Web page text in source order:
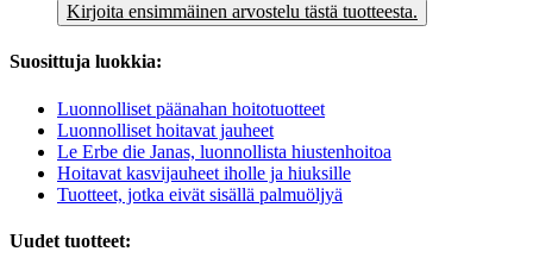
Kirjoita ensimmäinen arvostelu tästä tuotteesta.
Suosittuja luokkia:
Luonnolliset päänahan hoitotuotteet
Luonnolliset hoitavat jauheet
Le Erbe die Janas, luonnollista hiustenhoitoa
Hoitavat kasvijauheet iholle ja hiuksille
Tuotteet, jotka eivät sisällä palmuöljyä
Uudet tuotteet: